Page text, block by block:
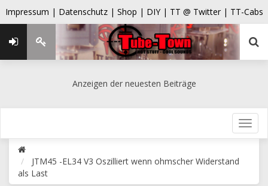
Impressum | Datenschutz | Shop | DIY | TT @ Twitter | TT-Cabs
Anzeigen der neuesten Beiträge
JTM45 -EL34 V3 Oszilliert wenn ohmscher Widerstand
als Last